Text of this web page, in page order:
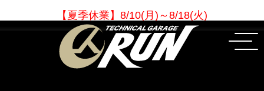
【夏季休業 】 8/10(月)～8/18(火)